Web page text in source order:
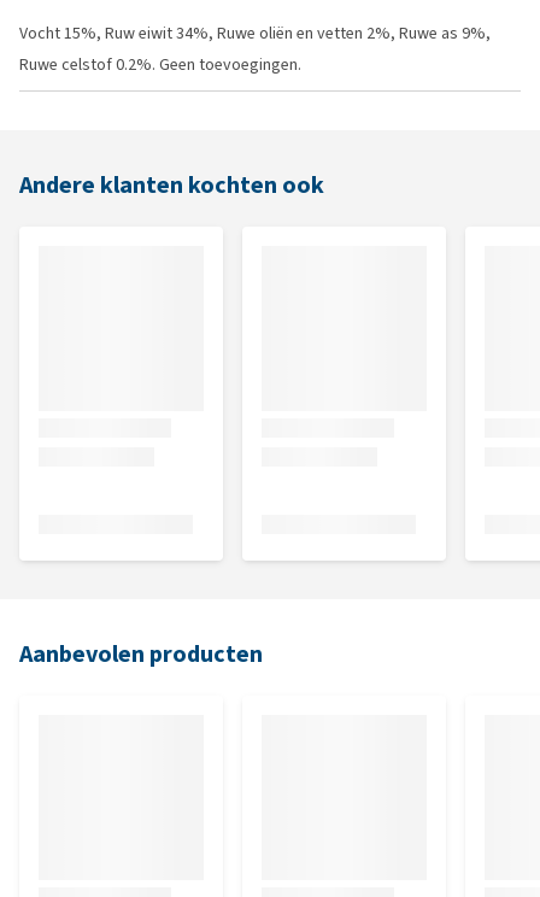
Vocht 15%, Ruw eiwit 34%, Ruwe oliën en vetten 2%, Ruwe as 9%,
Ruwe celstof 0.2%. Geen toevoegingen.
Andere klanten kochten ook
Aanbevolen producten